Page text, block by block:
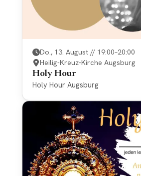
Do., 13. August // 19:00–20:00
Heilig-Kreuz-Kirche Augsburg
Holy Hour
Holy Hour Augsburg